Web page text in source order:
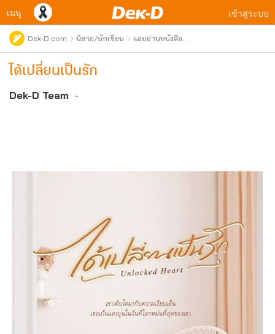
เมนู เข้าสู่ระบบ
Dek-D.com นิยาย/นักเขียน
แอบอ่านหนังสือ
ได้เปลี่ยนเป็นรัก
Dek-D Team -